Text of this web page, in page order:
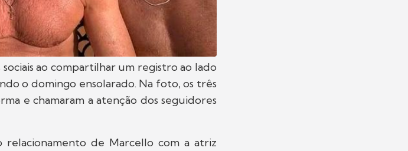
ao compartilhar um registro ao lado
o domingo ensolarado. Na foto, os três
e chamaram a atenção dos seguidores
de Marcello com a atriz